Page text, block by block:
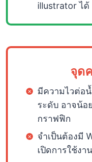
illustrator ได้
จุด
มีความไวต่อ
ระดับ อาจน้อ
กราฟฟิก
จำเป็นต้องมี
เปิดการใช้ง